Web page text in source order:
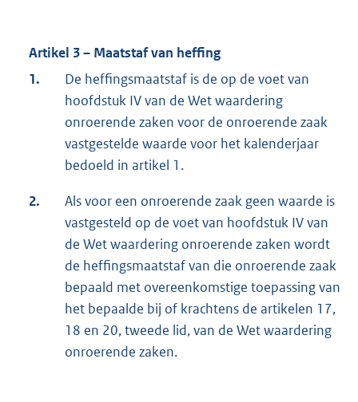
Artikel 3 – Maatstaf van heffing
1.
De heffingsmaatstaf is de op de voet van
hoofdstuk IV van de Wet waardering
onroerende zaken voor de onroerende zaak
vastgestelde waarde voor het kalenderjaar
bedoeld in artikel 1.
2.
Als voor een onroerende zaak geen waarde is
vastgesteld op de voet van hoofdstuk IV van
de Wet waardering onroerende zaken wordt
de heffingsmaatstaf van die onroerende zaak
bepaald met overeenkomstige toepassing van
het bepaalde bij of krachtens de artikelen 17,
18 en 20, tweede lid, van de Wet waardering
onroerende zaken.